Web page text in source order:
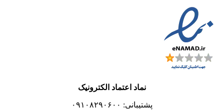
نماد اعتماد الکترونیک
پشتیبانی: ۰۹۱۰۸۲۹۰۶۰۰